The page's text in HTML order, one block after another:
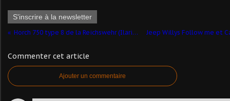
S'inscrire à la newsletter
Horch 750 type 8 de la Reichswehr (Ilario - 1/43 - par Hervé C.) ​
Commenter cet article
Ajouter un commentaire